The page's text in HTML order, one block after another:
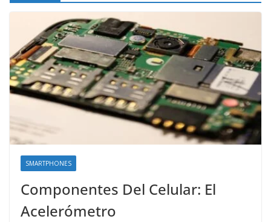
SMARTPHONES
Componentes Del Celular: El
Acelerómetro